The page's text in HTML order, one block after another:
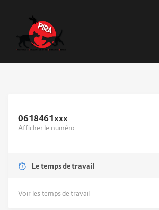
0618461xxx
Afficher le numéro
Le temps de travail
Voir les temps de travail